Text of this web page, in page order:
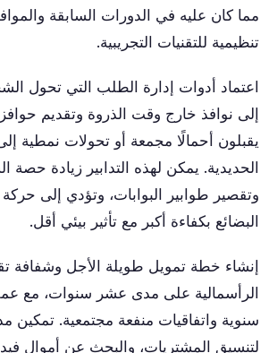
مما كان عليه في الدورات السابقة
تنظيمية للتقنيات التجريبية.
اعتماد أدوات إدارة الطلب التي تحول
إلى نوافذ خارج وقت الذروة وتقديم
يقبلون أحمالًا مجمعة أو تحولات نمطية
الحديدية. يمكن لهذه التدابير زيادة حصة
وتقصير طوابير البوابات، وتؤدي إلى
البضائع بكفاءة أكبر مع تأثير بيئي أقل.
إنشاء خطة تمويل طويلة الأجل وشفافة
الرأسمالية على مدى عشر سنوات، مع
سنوية واتفاقيات منفعة مجتمعية. تمكين
لتنسيق المشتريات، والبحث عن أموال